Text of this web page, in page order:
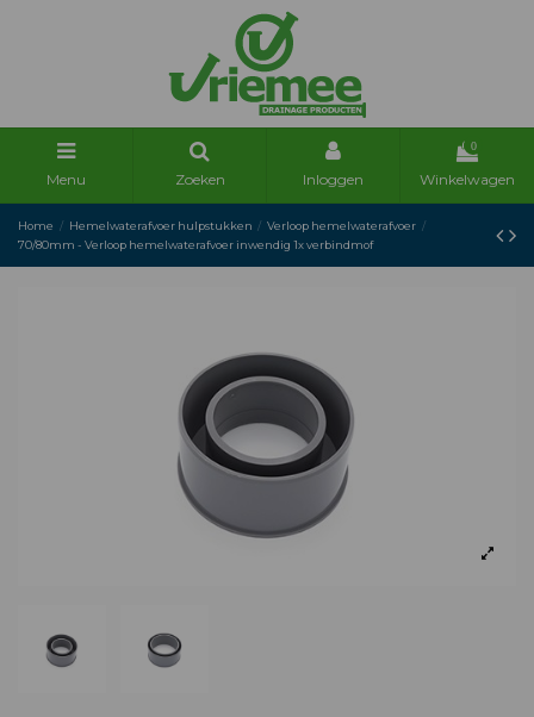
Menu Zoeken Inloggen
0
Winkelwagen
Home Hemelwaterafvoer hulpstukken
Verloop hemelwaterafvoer
70/80mm - Verloop hemelwaterafvoer inwendig 1x verbindmof